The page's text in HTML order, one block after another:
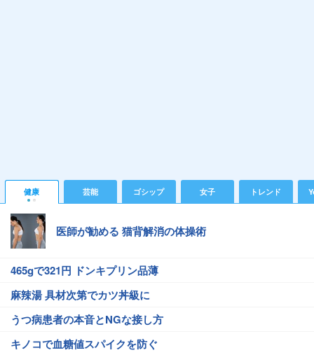
健康 芸能 ゴシップ 女子 トレンド
医師が勧める 猫背解消の体操術
465gで321円 ドンキプリン品薄
麻辣湯 具材次第でカツ丼級に
うつ病患者の本音とNGな接し方
キノコで血糖値スパイクを防ぐ